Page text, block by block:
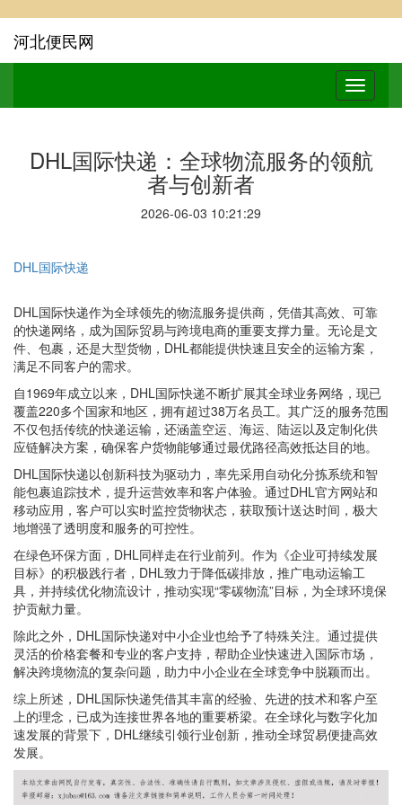
河北便民网
DHL国际快递：全球物流服务的领航
者与创新者
2026-06-03 10:21:29
DHL国际快递
DHL国际快递作为全球领先的物流服务提供商，凭借其高效、可靠
的快递网络，成为国际贸易与跨境电商的重要支撑力量。无论是文
件、包裹，还是大型货物，DHL都能提供快速且安全的运输方案，
满足不同客户的需求。
自1969年成立以来，DHL国际快递不断扩展其全球业务网络，现已
覆盖220多个国家和地区，拥有超过38万名员工。其广泛的服务范围
不仅包括传统的快递运输，还涵盖空运、海运、陆运以及定制化供
应链解决方案，确保客户货物能够通过最优路径高效抵达目的地。
DHL国际快递以创新科技为驱动力，率先采用自动化分拣系统和智
能包裹追踪技术，提升运营效率和客户体验。通过DHL官方网站和
移动应用，客户可以实时监控货物状态，获取预计送达时间，极大
地增强了透明度和服务的可控性。
在绿色环保方面，DHL同样走在行业前列。作为《企业可持续发展
目标》的积极践行者，DHL致力于降低碳排放，推广电动运输工
具，并持续优化物流设计，推动实现“零碳物流”目标，为全球环境保
护贡献力量。
除此之外，DHL国际快递对中小企业也给予了特殊关注。通过提供
灵活的价格套餐和专业的客户支持，帮助企业快速进入国际市场，
解决跨境物流的复杂问题，助力中小企业在全球竞争中脱颖而出。
综上所述，DHL国际快递凭借其丰富的经验、先进的技术和客户至
上的理念，已成为连接世界各地的重要桥梁。在全球化与数字化加
速发展的背景下，DHL继续引领行业创新，推动全球贸易便捷高效
发展。